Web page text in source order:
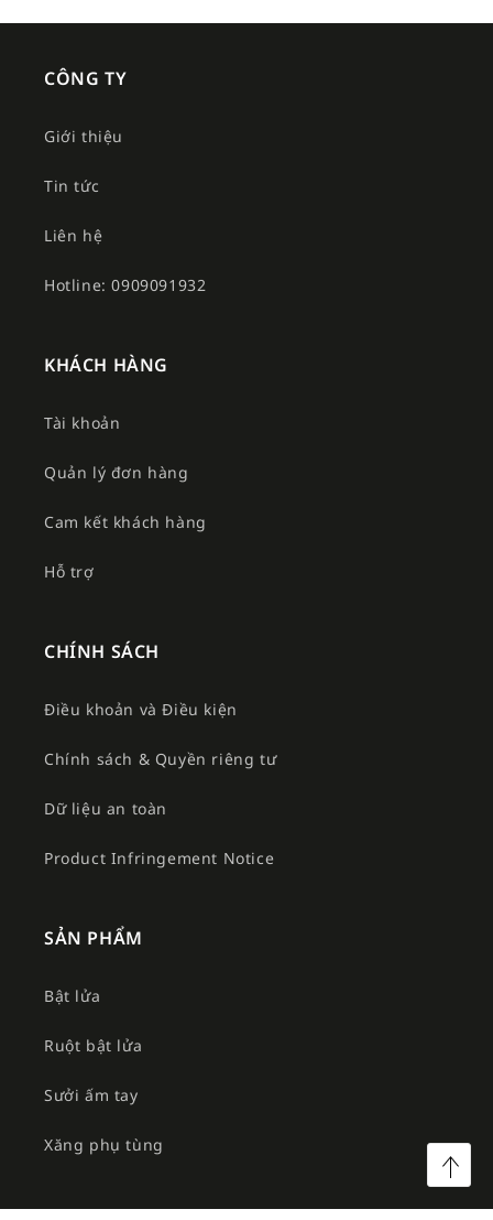
CÔNG TY
Giới thiệu
Tin tức
Liên hệ
Hotline: 0909091932
KHÁCH HÀNG
Tài khoản
Quản lý đơn hàng
Cam kết khách hàng
Hỗ trợ
CHÍNH SÁCH
Điều khoản và Điều kiện
Chính sách & Quyền riêng tư
Dữ liệu an toàn
Product Infringement Notice
SẢN PHẨM
Bật lửa
Ruột bật lửa
Sưởi ấm tay
Xăng phụ tùng